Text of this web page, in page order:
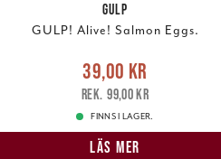
GULP
GULP! Alive! Salmon Eggs.
Nuvarande pris:39,00 kr
pris:99,00 kr
39,00 kr
99,00 kr
FINNS I LAGER.
LÄS MER